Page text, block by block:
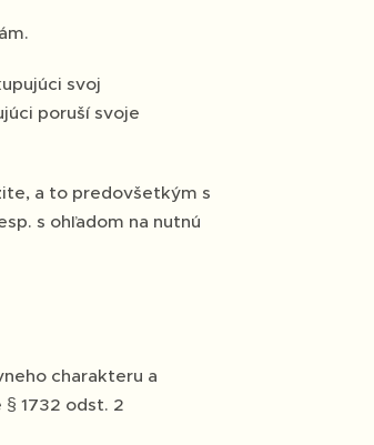
svoj
poruší svoje
a to predovšetkým s
s ohľadom na nutnú
charakteru a
1732 odst. 2